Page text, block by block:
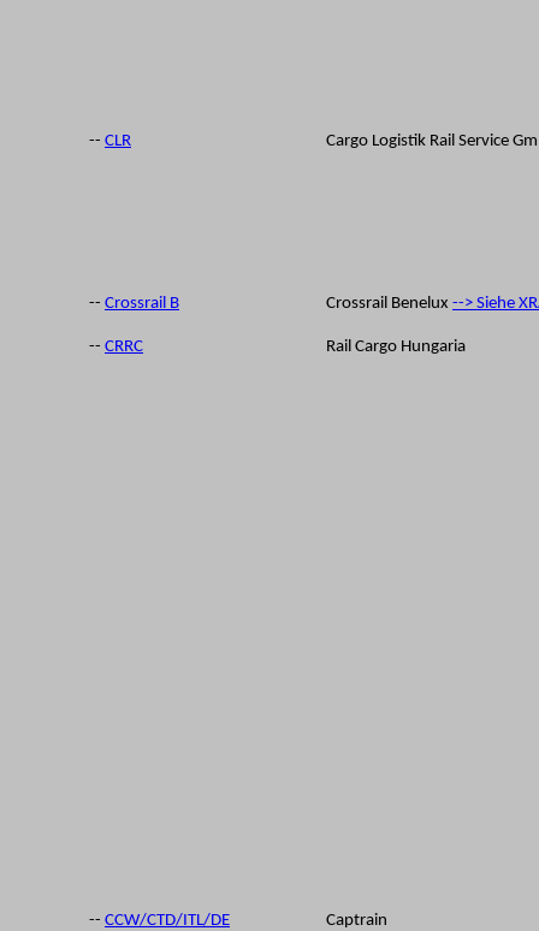
-- CLR Cargo Logistik Rail Service
-- Crossrail B Crossrail Benelux --> Siehe
-- CRRC Rail Cargo Hungaria
-- CCW/CTD/ITL/DE Captrain